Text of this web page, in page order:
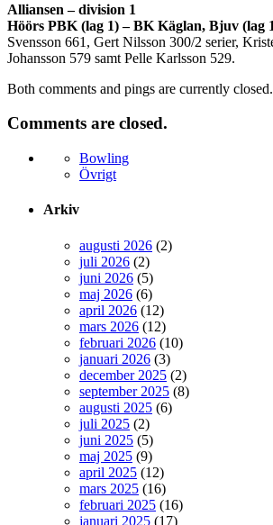
Alliansen – division 1
Höörs PBK (lag 1) – BK Käglan, Bjuv (lag
Svensson 661, Gert Nilsson 300/2 serier,
Johansson 579 samt Pelle Karlsson 529.
Both comments and pings are currently closed.
Comments are closed.
Bowling
Övrigt
Arkiv
augusti 2026 (2)
juli 2026 (2)
juni 2026 (5)
maj 2026 (6)
april 2026 (12)
mars 2026 (12)
februari 2026 (10)
januari 2026 (3)
december 2025 (2)
september 2025 (8)
augusti 2025 (6)
juli 2025 (2)
juni 2025 (5)
maj 2025 (9)
april 2025 (12)
mars 2025 (16)
februari 2025 (16)
januari 2025 (17)